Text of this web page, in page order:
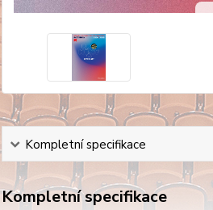
Kompletní specifikace
Kompletní specifikace